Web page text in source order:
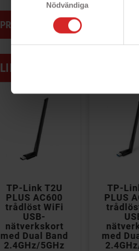
Nödvändiga
PRODUKTSPECIFIKATION
LIKNANDE PRODUKTER
TP-Link T2U
PLUS AC600
trådlöst WiFi
USB-
nätverkskort
med Dual Band
2.4GHz/5GHz
TP-
PLUS
med